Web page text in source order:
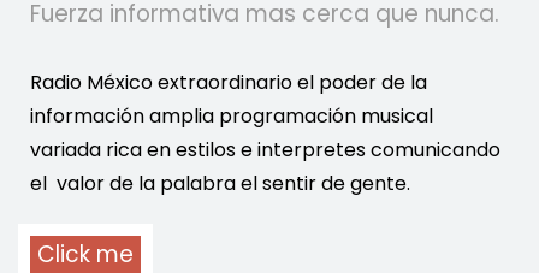
Fuerza informativa mas cerca que nunca.
Radio México extraordinario el poder de la
información amplia programación musical
variada rica en estilos e interpretes comunicando
el valor de la palabra el sentir de gente.
Click me